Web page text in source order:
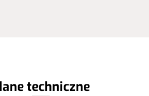
techniczne